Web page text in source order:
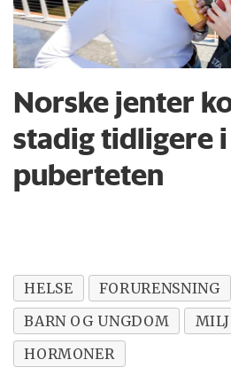
Norske jenter
stadig tidligere i
puberteten
HELSE
FORURENSNING
BARN OG UNGDOM
HORMONER